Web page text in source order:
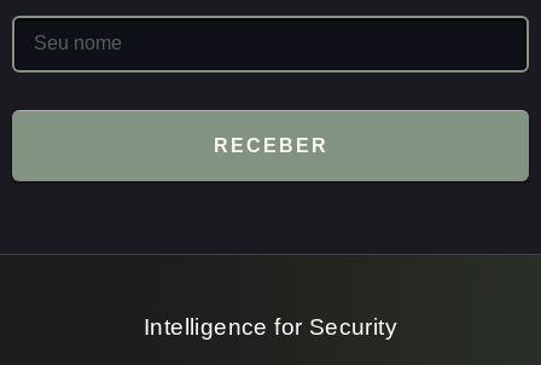
RECEBER
Intelligence for Security